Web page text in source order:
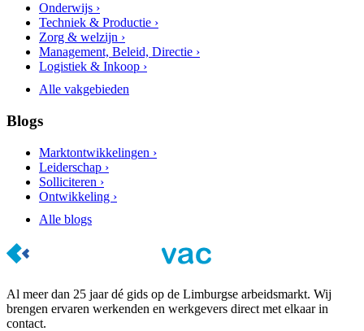
Onderwijs ›
Techniek & Productie ›
Zorg & welzijn ›
Management, Beleid, Directie ›
Logistiek & Inkoop ›
Alle vakgebieden
Blogs
Marktontwikkelingen ›
Leiderschap ›
Solliciteren ›
Ontwikkeling ›
Alle blogs
Al meer dan 25 jaar dé gids op de Limburgse arbeidsmarkt. Wij
brengen ervaren werkenden en werkgevers direct met elkaar in
contact.